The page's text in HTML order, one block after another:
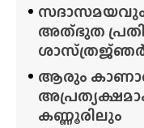
സദാസമയവും
അത്‌ഭുത
ആരും
കണ്ണൂരിലും